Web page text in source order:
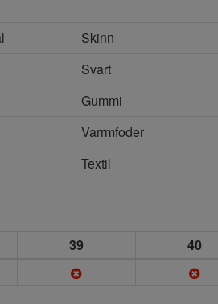
Skinn
Svart
Gummi
Varrmfoder
Textil
39 40